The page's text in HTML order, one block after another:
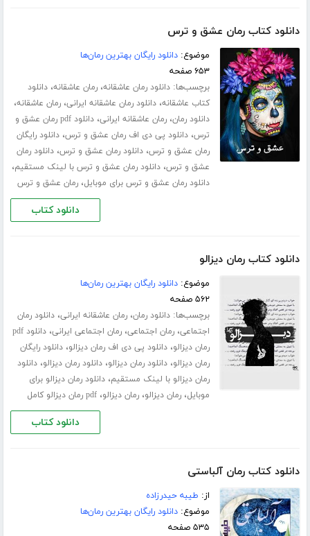
دانلود کتاب رمان عشق و ترس
موضوع:دانلود رایگان بهترین رمان‌ها
۶۵۳ صفحه
برچسب‌ها:دانلود رمان عاشقانه،رمان عاشقانه،دانلود
کتاب عاشقانه،دانلود رمان عاشقانه ایرانی،رمان عاشقانه،
دانلود رمان،رمان عاشقانه ایرانی،
دانلود pdf رمان عشق و
ترس،دانلود پی دی اف رمان عشق و ترس،دانلود رایگان
رمان عشق و ترس،دانلود رمان عشق و ترس،دانلود رمان
عشق و ترس،دانلود رمان عشق و ترس با لینک مستقیم،
دانلود رمان عشق و ترس برای موبایل،رمان عشق و ترس
دانلود کتاب
دانلود کتاب رمان دیزالو
موضوع:دانلود رایگان بهترین رمان‌ها
۵۶۲ صفحه
برچسب‌ها:دانلود رمان،رمان عاشقانه ایرانی،دانلود رمان
اجتماعی،رمان اجتماعی،رمان اجتماعی ایرانی،
دانلود pdf
رمان دیزالو،دانلود پی دی اف رمان دیزالو،دانلود رایگان
رمان دیزالو،دانلود رمان دیزالو،دانلود رمان دیزالو،دانلود
رمان دیزالو با لینک مستقیم،دانلود رمان دیزالو برای
موبایل،رمان دیزالو،رمان دیزالو،pdf رمان دیزالو کامل
دانلود کتاب
دانلود کتاب رمان آلباستی
از: طیبه حیدرزاده
موضوع:دانلود رایگان بهترین رمان‌ها
۵۳۵ صفحه